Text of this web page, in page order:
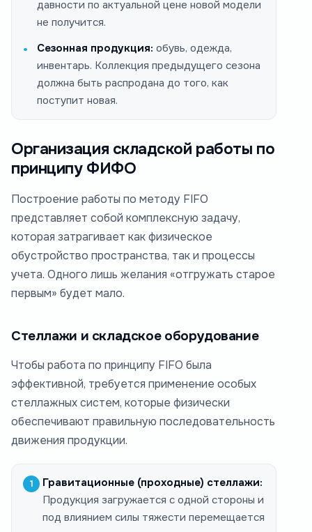
давности по актуальной цене новой модели
не получится.
Сезонная продукция: обувь, одежда,
инвентарь. Коллекция предыдущего сезона
должна быть распродана до того, как
поступит новая.
Организация складской работы по
принципу ФИФО
Построение работы по методу FIFO
представляет собой комплексную задачу,
которая затрагивает как физическое
обустройство пространства, так и процессы
учета. Одного лишь желания «отгружать старое
первым» будет мало.
Стеллажи и складское оборудование
Чтобы работа по принципу FIFO была
эффективной, требуется применение особых
стеллажных систем, которые физически
обеспечивают правильную последовательность
движения продукции.
Гравитационные (проходные) стеллажи:
Продукция загружается с одной стороны и
под влиянием силы тяжести перемещается